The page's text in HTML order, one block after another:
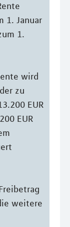
1. Januar
1.
wird
zu
EUR
EUR
weitere